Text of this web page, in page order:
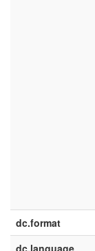
dc.format
dc.language